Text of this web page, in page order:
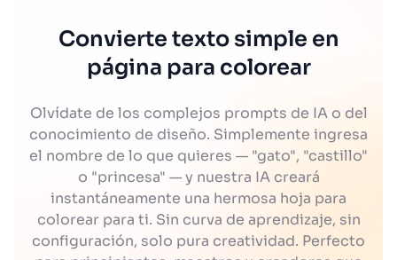
Convierte texto simple en
página para colorear
Olvídate de los complejos prompts de IA o del
conocimiento de diseño. Simplemente ingresa
el nombre de lo que quieres — "gato", "castillo"
o "princesa" — y nuestra IA creará
instantáneamente una hermosa hoja para
colorear para ti. Sin curva de aprendizaje, sin
configuración, solo pura creatividad. Perfecto